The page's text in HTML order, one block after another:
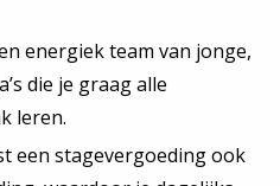
energiek team van jonge,
die je graag alle
leren.
een stagevergoeding ook